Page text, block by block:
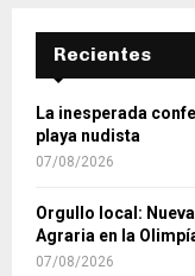
Recientes
La inesperada
playa nudista
07/08/2026
Orgullo local:
Agraria en la
07/08/2026